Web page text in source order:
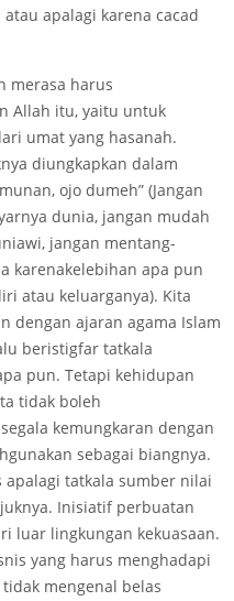
apalagi karena cacad
merasa harus
Allah itu, yaitu untuk
umat yang hasanah.
diungkapkan dalam
ojo dumeh” (Jangan
dunia, jangan mudah
jangan mentang-
karenakelebihan apa pun
atau keluarganya). Kita
dengan ajaran agama Islam
beristigfar tatkala
pun. Tetapi kehidupan
tidak boleh
kemungkaran dengan
sebagai biangnya.
apalagi tatkala sumber nilai
Inisiatif perbuatan
luar lingkungan kekuasaan.
yang harus menghadapi
mengenal belas